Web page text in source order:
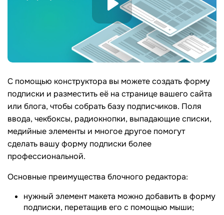
С помощью конструктора вы можете создать форму
подписки и разместить её на странице вашего сайта
или блога, чтобы собрать базу подписчиков. Поля
ввода, чекбоксы, радиокнопки, выпадающие списки,
медийные элементы и многое другое помогут
сделать вашу форму подписки более
профессиональной.
Основные преимущества блочного редактора:
нужный элемент макета можно добавить в форму
подписки, перетащив его с помощью мыши;